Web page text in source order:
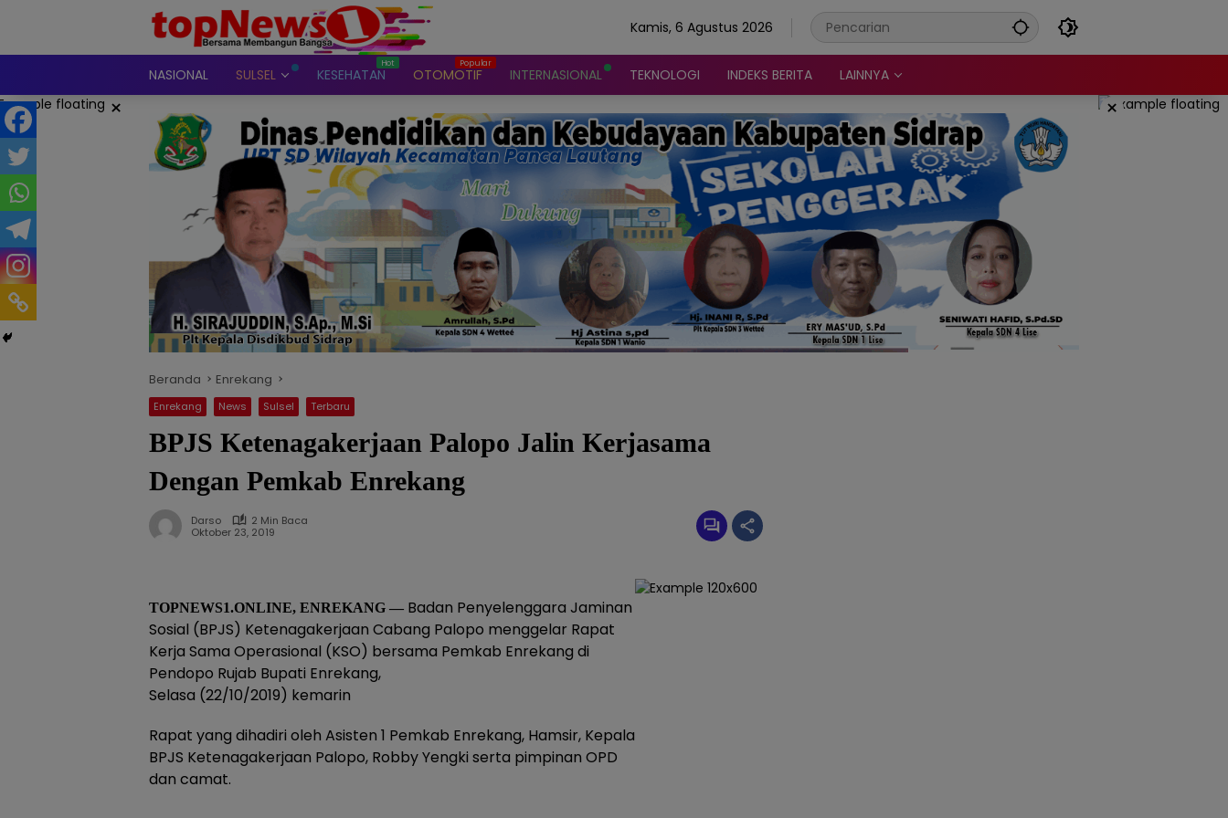
Kamis, 6 Agustus 2026
NASIONAL SULSEL KESEHATAN OTOMOTIF INTERNASIONAL TEKNOLOGI INDEKS BERITA LAINNYA
× ×
Beranda Enrekang
Enrekang News Sulsel Terbaru
BPJS Ketenagakerjaan Palopo Jalin Kerjasama
Dengan Pemkab Enrekang
Darso
2 Min Baca
Oktober 23, 2019
TOPNEWS1.ONLINE, ENREKANG — Badan Penyelenggara Jaminan
Sosial (BPJS) Ketenagakerjaan Cabang Palopo menggelar Rapat
Kerja Sama Operasional (KSO) bersama Pemkab Enrekang di
Pendopo Rujab Bupati Enrekang,
Selasa (22/10/2019) kemarin
Rapat yang dihadiri oleh Asisten 1 Pemkab Enrekang, Hamsir, Kepala
BPJS Ketenagakerjaan Palopo, Robby Yengki serta pimpinan OPD
dan camat.